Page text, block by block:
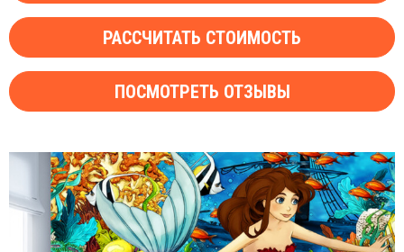
РАССЧИТАТЬ СТОИМОСТЬ
ПОСМОТРЕТЬ ОТЗЫВЫ